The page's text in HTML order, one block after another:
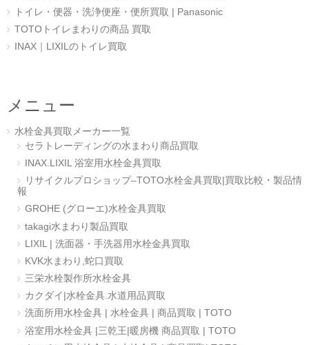
トイレ・便器・洗浄便座・便所買取 | Panasonic
TOTOトイレまわりの商品 買取
INAX｜LIXILのトイレ買取
メニュー
水栓金具買取メーカー一覧
セラトレーディングの水まわり商品買取
INAX.LIXIL 浴室用水栓金具買取
リサイクルプロショップ–TOTO水栓金具買取|買取比較・製品情
報
GROHE (グローエ)水栓金具買取
takagi水まわり製品買取
LIXIL | 洗面器・手洗器用水栓金具買取
KVK水まわり,蛇口買取
三栄水栓製作所水栓金具
カクダイ|水栓金具.水道用品買取
洗面所用水栓金具 | 水栓金具 | 商品買取 | TOTO
浴室用水栓金具 |三乾王|暖房機 商品買取 | TOTO